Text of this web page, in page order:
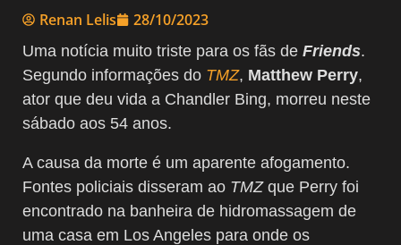
Renan Lelis 28/10/2023
Uma notícia muito triste para os fãs de Friends.
Segundo informações do TMZ, Matthew Perry,
ator que deu vida a Chandler Bing, morreu neste
sábado aos 54 anos.
A causa da morte é um aparente afogamento.
Fontes policiais disseram ao TMZque Perry foi
encontrado na banheira de hidromassagem de
uma casa em Los Angeles para onde os